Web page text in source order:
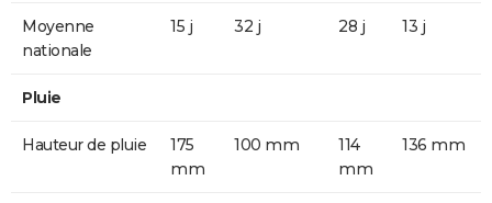
Moyenne
nationale
15 j 32 j 28 j 13 j
Pluie
Hauteur de pluie
175
mm
100 mm
114
mm
136 mm